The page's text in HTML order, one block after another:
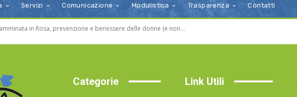
Servizi Comunicazione Modulistica Trasparenza Contatti
in Rosa, prevenzione e benessere delle donne (e non...
Categorie Link Utili